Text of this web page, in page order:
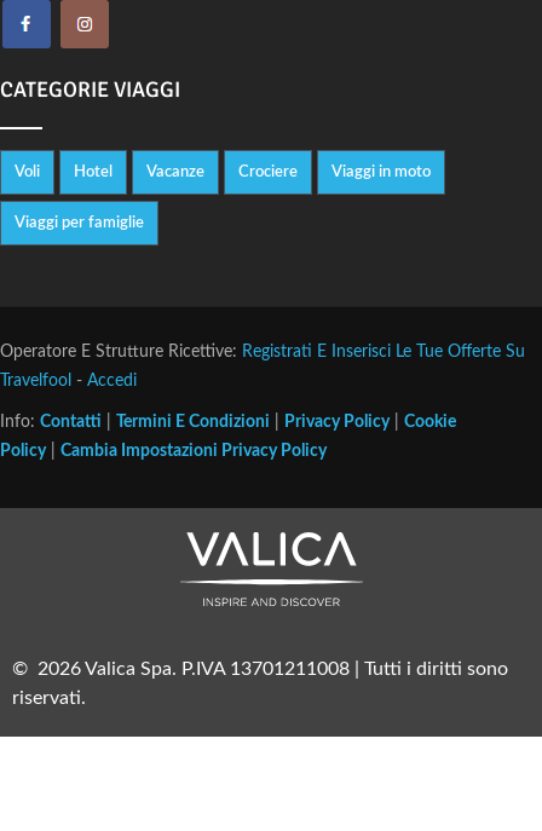
CATEGORIE VIAGGI
Voli Hotel Vacanze Crociere Viaggi in moto
Viaggi per famiglie
Operatore E Strutture Ricettive: Registrati E Inserisci Le Tue Offerte Su
Travelfool - Accedi
Info: Contatti Termini E Condizioni Privacy Policy| Cookie
Policy| Cambia Impostazioni Privacy Policy
© 2026 Valica Spa. P.IVA 13701211008 | Tutti i diritti sono
riservati.